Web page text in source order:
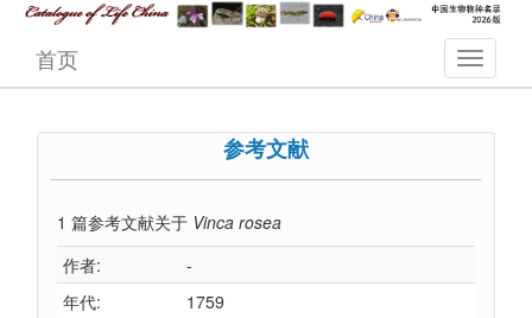
首页
参考文献
1 篇参考文献关于 Vinca rosea
作者:
-
年代:
1759